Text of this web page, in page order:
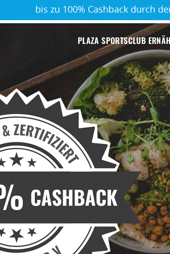
PLAZA SPORTSCLUB
bis zu 100% Cashback durch